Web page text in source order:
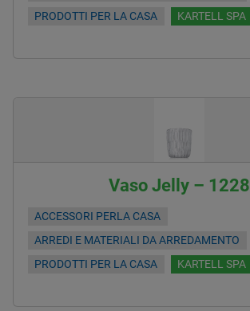
PRODOTTI PER LA CASA
KARTELL SPA
Vaso Jelly – 1228
ACCESSORI PERLA CASA
ARREDI E MATERIALI DA ARREDAMENTO
PRODOTTI PER LA CASA
KARTELL SPA